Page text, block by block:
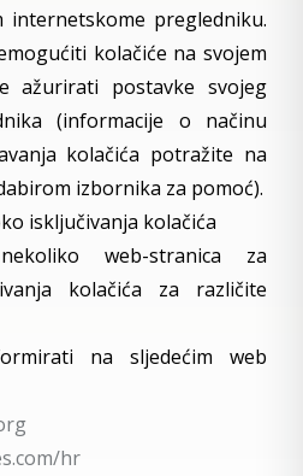
pregledniku.
kolačiće na svojem
ažurirati postavke svojeg
(informacije o načinu
kolačića potražite na
izbornika za pomoć).
isključivanja kolačića
web-stranica za
kolačića za različite
na sljedećim web
hr